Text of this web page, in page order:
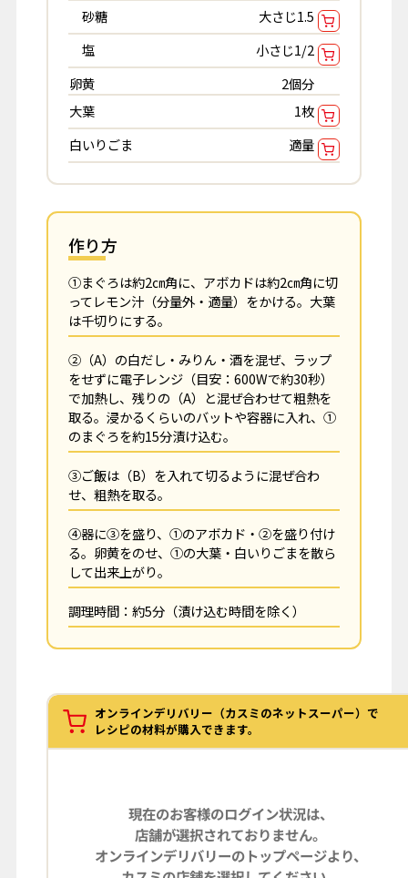
砂糖
大さじ1.5
塩
小さじ1/2
卵黄
2個分
大葉
1枚
白いりごま
適量
作り方
①まぐろは約2㎝角に、アボカドは約2㎝角に切
ってレモン汁（分量外・適量）をかける。大葉
は千切りにする。
②（A）の白だし・みりん・酒を混ぜ、ラップ
をせずに電子レンジ（目安：600Wで約30秒）
で加熱し、残りの（A）と混ぜ合わせて粗熱を
取る。浸かるくらいのバットや容器に入れ、①
のまぐろを約15分漬け込む。
③ご飯は（B）を入れて切るように混ぜ合わ
せ、粗熱を取る。
④器に③を盛り、①のアボカド・②を盛り付け
る。卵黄をのせ、①の大葉・白いりごまを散ら
して出来上がり。
調理時間：約5分（漬け込む時間を除く）
オンラインデリバリー（カスミのネットスーパー）で
レシピの材料が購入できます。